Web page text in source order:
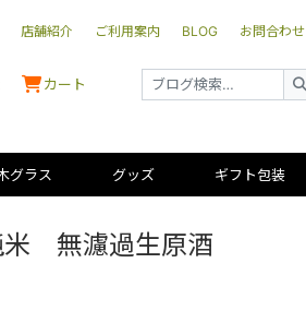
店舗紹介 ご利用案内 BLOG お問合わせ
カート
グラス グッズ ギフト包装
無濾過生原酒